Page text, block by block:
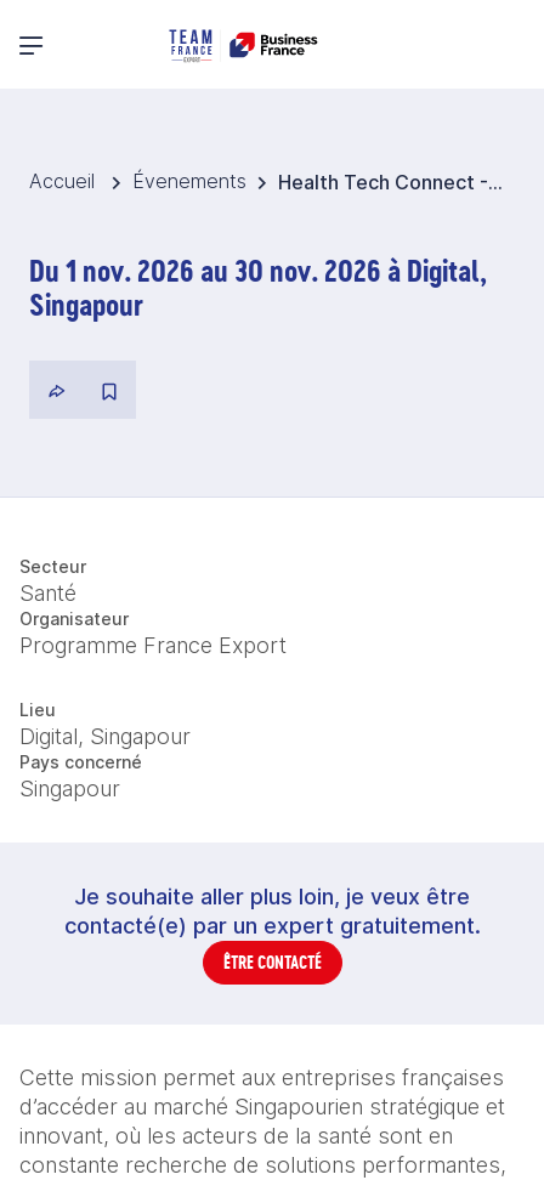
Menu principal
Accueil Évenements Health Tech Connect - Rencontres d'affaires digitale - Santé 2026 - Singapour
Du 1 nov. 2026 au 30 nov. 2026 à Digital,
Singapour
Secteur
Santé
Organisateur
Programme France Export
Lieu
Digital, Singapour
Pays concerné
Singapour
Je souhaite aller plus loin, je veux être
contacté(e) par un expert gratuitement.
ÊTRE CONTACTÉ
Cette mission permet aux entreprises françaises
d’accéder au marché Singapourien stratégique et
innovant, où les acteurs de la santé sont en
constante recherche de solutions performantes,